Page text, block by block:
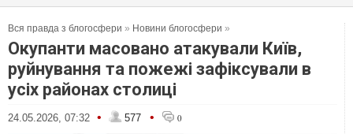
Вся правда з блогосфери » Новини блогосфери »
Окупанти масовано атакували Київ,
руйнування та пожежі зафіксували в
усіх районах столиці
24.05.2026, 07:32 • 577 • 0